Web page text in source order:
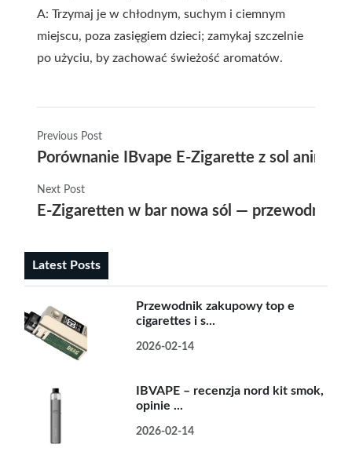
A: Trzymaj je w chłodnym, suchym i ciemnym
miejscu, poza zasięgiem dzieci; zamykaj szczelnie
po użyciu, by zachować świeżość aromatów.
Previous Post
Porównanie IBvape E-Zigarette z sol anime
Next Post
E-Zigaretten w bar nowa sól — przewodnik
Latest Posts
Przewodnik zakupowy top e
cigarettes i s...
2026-02-14
IBVAPE – recenzja nord kit smok,
opinie ...
2026-02-14